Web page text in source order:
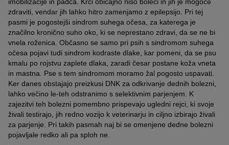
zdraviti, vendar jih lahko hitro zamenjamo z epilepsijo. Pri tej
pasmi je pogostejši sindrom suhega očesa, za katerega je
značilno kronično suho oko, ki se neprestano zdravi, da se ne bi
vnela roženica. Občasno se samo pri psih s sindromom suhega
očesa pojavi tudi sindrom kodraste dlake, kar pomeni, da se psu
kmalu po rojstvu zaplete dlaka, zaradi česar postane koža vneta
in mastna. Pse s tem sindromom moramo žal pogosto uspavati.
Ker danes obstajajo preizkusi DNK za odkrivanje dednih bolezni,
lahko večino le-teh odstranimo s selektivnim parjenjem. K
zajezitvi teh bolezni pomembno prispevajo ugledni rejci, ki svoje
živali testirajo, jih redno vozijo k veterinarju in ciljno izbirajo živali
za parjenje. Pri takih pasmah naj bi se omenjene dedne bolezni
pojavljale redko ali pa sploh ne.